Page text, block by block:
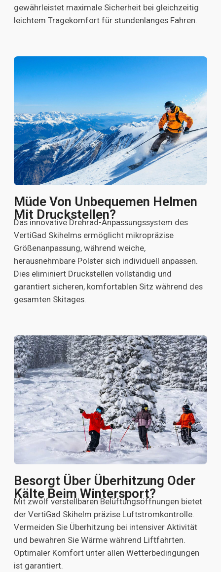
gewährleistet maximale Sicherheit bei gleichzeitig
leichtem Tragekomfort für stundenlanges Fahren.
Müde Von Unbequemen Helmen
Mit Druckstellen?
Das innovative Drehrad-Anpassungssystem des
VertiGad Skihelms ermöglicht mikropräzise
Größenanpassung, während weiche,
herausnehmbare Polster sich individuell anpassen.
Dies eliminiert Druckstellen vollständig und
garantiert sicheren, komfortablen Sitz während des
gesamten Skitages.
Besorgt Über Überhitzung Oder
Kälte Beim Wintersport?
Mit zwölf verstellbaren Belüftungsöffnungen bietet
der VertiGad Skihelm präzise Luftstromkontrolle.
Vermeiden Sie Überhitzung bei intensiver Aktivität
und bewahren Sie Wärme während Liftfahrten.
Optimaler Komfort unter allen Wetterbedingungen
ist garantiert.